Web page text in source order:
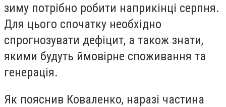
зиму потрібно робити наприкінці серпня.
Для цього спочатку необхідно
спрогнозувати дефіцит, а також знати,
якими будуть ймовірне споживання та
генерація.
Як пояснив Коваленко, наразі частина